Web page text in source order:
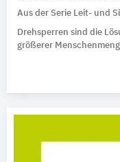
Aus der Serie Leit- und
Drehsperren sind die
größerer